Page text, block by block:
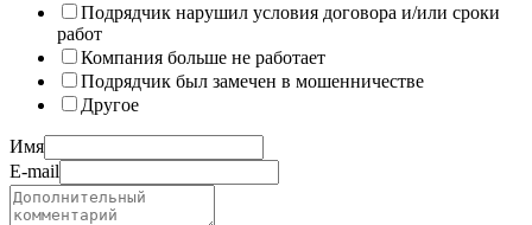
Подрядчик нарушил условия договора и/или сроки
работ
Компания больше не работает
Подрядчик был замечен в мошенничестве
Другое
Имя
E-mail